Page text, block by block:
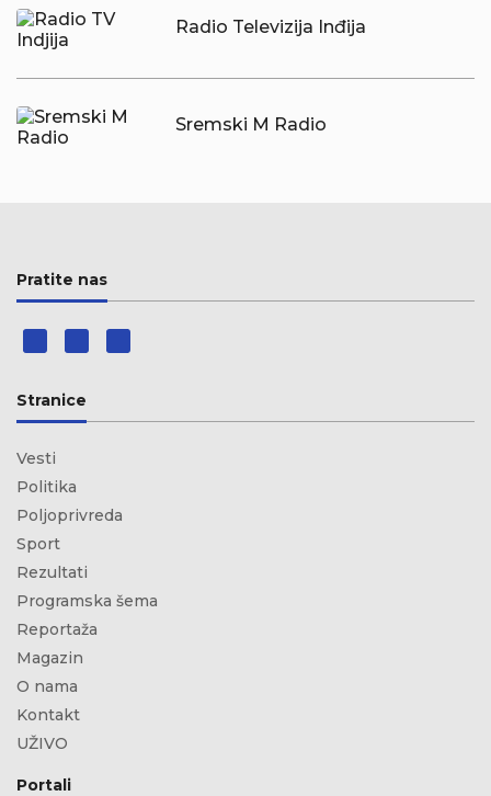
Radio Televizija Inđija
Sremski M Radio
Pratite nas
Stranice
Vesti
Politika
Poljoprivreda
Sport
Rezultati
Programska šema
Reportaža
Magazin
O nama
Kontakt
UŽIVO
Portali